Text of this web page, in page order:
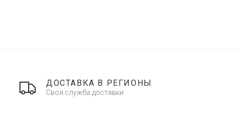
ДОСТАВКА В РЕГИОНЫ
Своя служба доставки